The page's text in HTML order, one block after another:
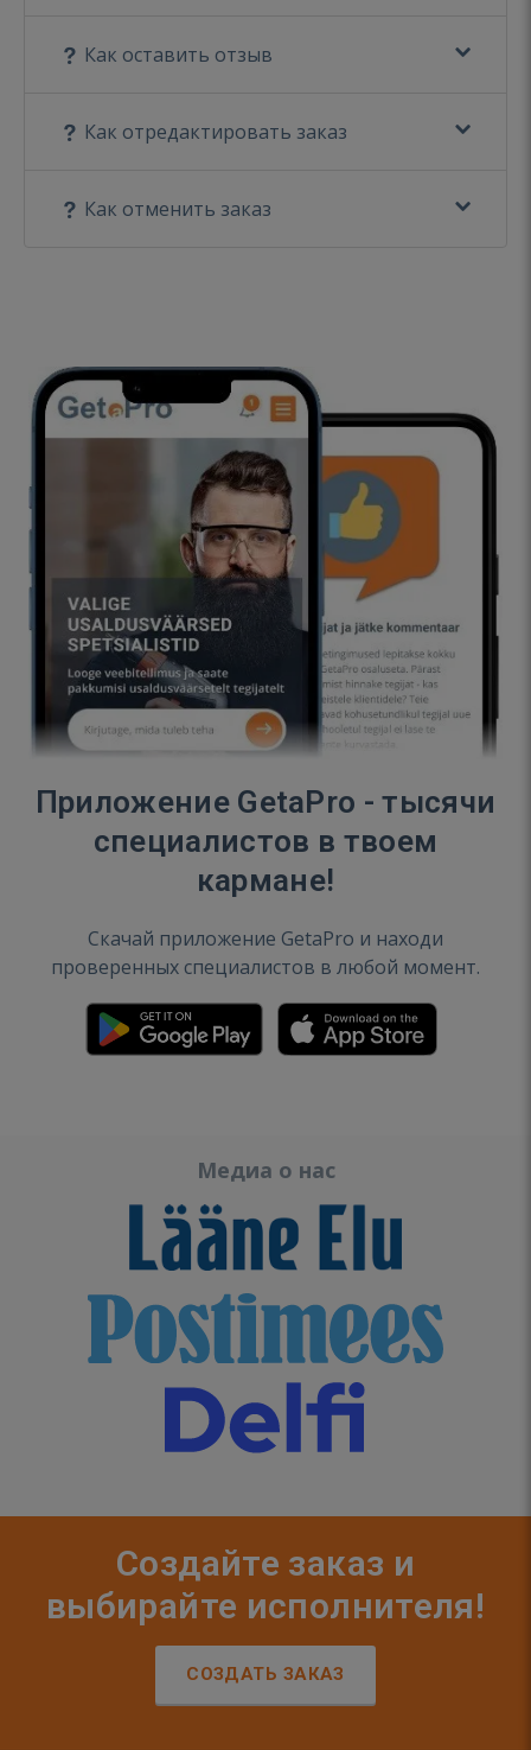
Как оставить отзыв
Как отредактировать заказ
Как отменить заказ
Приложение GetaPro - тысячи
специалистов в твоем
кармане!
Скачай приложение GetaPro и находи
проверенных специалистов в любой момент.
Медиа о нас
Создайте заказ и
выбирайте исполнителя!
СОЗДАТЬ ЗАКАЗ